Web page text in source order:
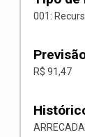
001:
R$ 91,47